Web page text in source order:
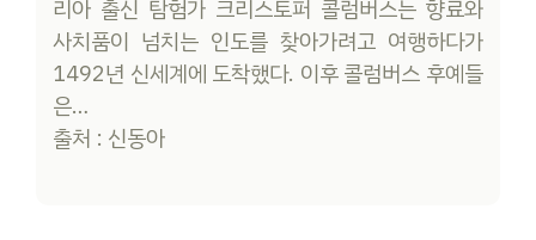
리아 출신 탐험가 크리스토퍼 콜럼버스는 향료와
사치품이 넘치는 인도를 찾아가려고 여행하다가
1492년 신세계에 도착했다. 이후 콜럼버스 후예들
은…
출처 : 신동아